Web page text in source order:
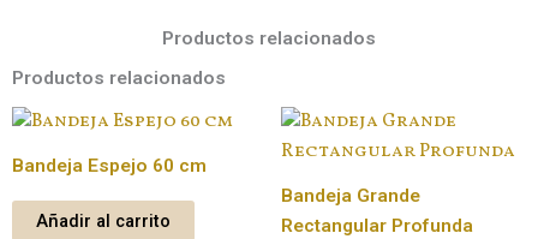
Productos relacionados
Productos relacionados
Bandeja Espejo 60 cm
Añadir al carrito
Bandeja Grande
Rectangular Profunda